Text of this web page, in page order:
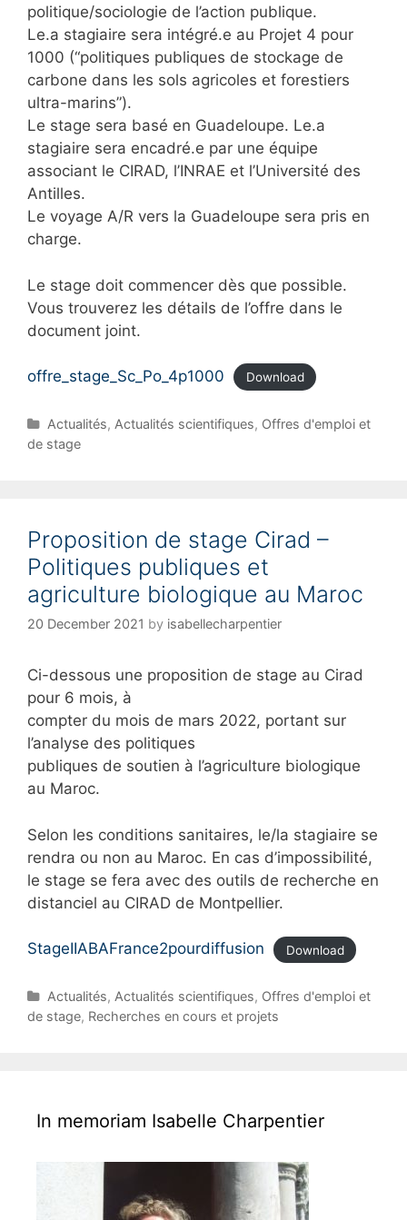
politique/sociologie de l’action publique.
Le.a stagiaire sera intégré.e au Projet 4 pour
1000 (“politiques publiques de stockage de
carbone dans les sols agricoles et forestiers
ultra-marins”).
Le stage sera basé en Guadeloupe. Le.a
stagiaire sera encadré.e par une équipe
associant le CIRAD, l’INRAE et l’Université des
Antilles.
Le voyage A/R vers la Guadeloupe sera pris en
charge.
Le stage doit commencer dès que possible.
Vous trouverez les détails de l’offre dans le
document joint.
offre_stage_Sc_Po_4p1000 Download
C
a
r
e
s
Actualités, Actualités scientifiques, Offres d'emploi et
de stage
Proposition de stage Cirad –
Politiques publiques et
agriculture biologique au Maroc
20 December 2021 by isabellecharpentier
Ci-dessous une proposition de stage au Cirad
pour 6 mois, à
compter du mois de mars 2022, portant sur
l’analyse des politiques
publiques de soutien à l’agriculture biologique
au Maroc.
Selon les conditions sanitaires, le/la stagiaire se
rendra ou non au Maroc. En cas d’impossibilité,
le stage se fera avec des outils de recherche en
distanciel au CIRAD de Montpellier.
StageIIABAFrance2pourdiffusion Download
C
a
i
Actualités, Actualités scientifiques, Offres d'emploi et
de stage, Recherches en cours et projets
In memoriam Isabelle Charpentier